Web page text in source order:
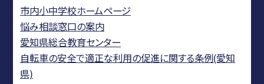
市内小中学校ホームページ
悩み相談窓口の案内
愛知県総合教育センター
自転車の安全で適正な利用の促進に関する条例(愛知
県)